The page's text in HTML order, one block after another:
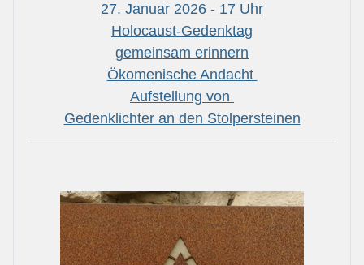
27. Januar 2026 - 17 Uhr
Holocaust-Gedenktag
gemeinsam erinnern
Ökomenische Andacht
Aufstellung von
Gedenklichter an den Stolpersteinen